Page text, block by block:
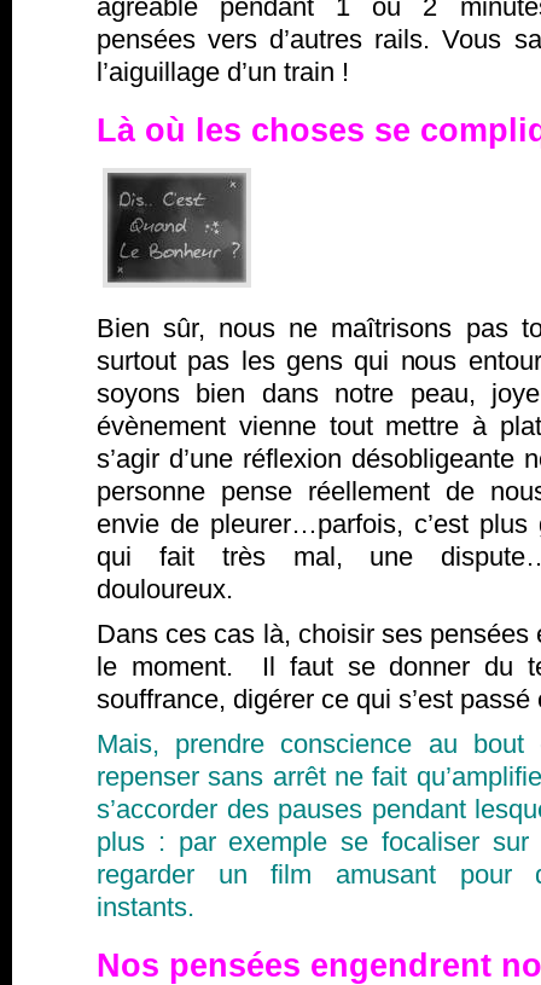
agréable pendant 1 ou 2
pensées vers d’autres rails. Vous
l’aiguillage d’un train !
Là où les choses se
Bien sûr, nous ne maîtrisons pas
surtout pas les gens qui nous
soyons bien dans notre peau,
évènement vienne tout mettre à
s’agir d’une réflexion désobligeante
personne pense réellement de
envie de pleurer…parfois, c’est
qui fait très mal, une
douloureux.
Dans ces cas là, choisir ses pensées
le moment. Il faut se donner du
souffrance, digérer ce qui s’est passé
Mais, prendre conscience au bout
repenser sans arrêt ne fait
s’accorder des pauses pendant
plus : par exemple se focaliser
regarder un film amusant pour
instants.
Nos pensées engendrent